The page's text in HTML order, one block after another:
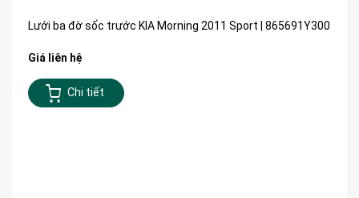
Lưới ba đờ sốc trước KIA Morning 2011 Sport | 865691Y300
Giá liên hệ
Chi tiết